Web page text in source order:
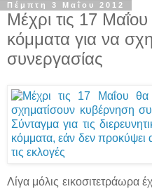
Πέμπτη 3 Μαΐου 2012
Μέχρι τις 17
κόμματα για να
συνεργασίας
Λίγα μόλις εικοσιτετράωρα